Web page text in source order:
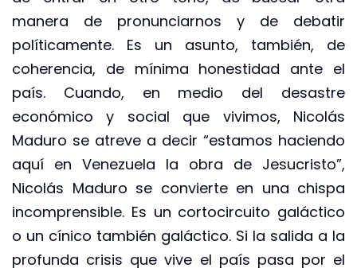
manera de pronunciarnos y de debatir
políticamente. Es un asunto, también, de
coherencia, de mínima honestidad ante el
país. Cuando, en medio del desastre
económico y social que vivimos, Nicolás
Maduro se atreve a decir “estamos haciendo
aquí en Venezuela la obra de Jesucristo”,
Nicolás Maduro se convierte en una chispa
incomprensible. Es un cortocircuito galáctico
o un cínico también galáctico. Si la salida a la
profunda crisis que vive el país pasa por el